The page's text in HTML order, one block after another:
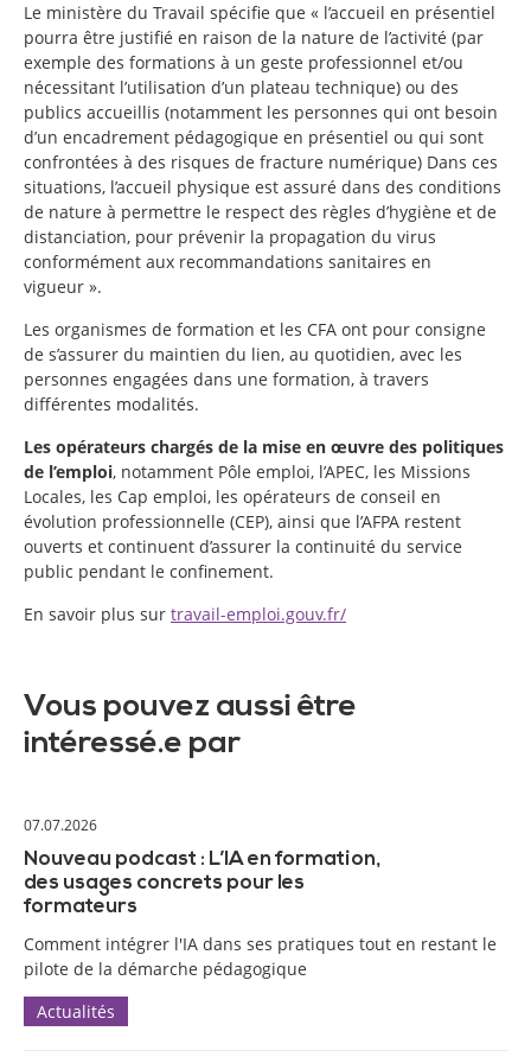
Le ministère du Travail spécifie que « l’accueil en présentiel
pourra être justifié en raison de la nature de l’activité (par
exemple des formations à un geste professionnel et/ou
nécessitant l’utilisation d’un plateau technique) ou des
publics accueillis (notamment les personnes qui ont besoin
d’un encadrement pédagogique en présentiel ou qui sont
confrontées à des risques de fracture numérique) Dans ces
situations, l’accueil physique est assuré dans des conditions
de nature à permettre le respect des règles d’hygiène et de
distanciation, pour prévenir la propagation du virus
conformément aux recommandations sanitaires en
vigueur ».
Les organismes de formation et les CFA ont pour consigne
de s’assurer du maintien du lien, au quotidien, avec les
personnes engagées dans une formation, à travers
différentes modalités.
Les opérateurs chargés de la mise en œuvre des politiques
de l’emploi, notamment Pôle emploi, l’APEC, les Missions
Locales, les Cap emploi, les opérateurs de conseil en
évolution professionnelle (CEP), ainsi que l’AFPA restent
ouverts et continuent d’assurer la continuité du service
public pendant le confinement.
En savoir plus sur travail-emploi.gouv.fr/
Vous pouvez aussi être
intéressé.e par
07.07.2026
Nouveau podcast : L’IA en formation,
des usages concrets pour les
formateurs
Comment intégrer l'IA dans ses pratiques tout en restant le
pilote de la démarche pédagogique
Actualités